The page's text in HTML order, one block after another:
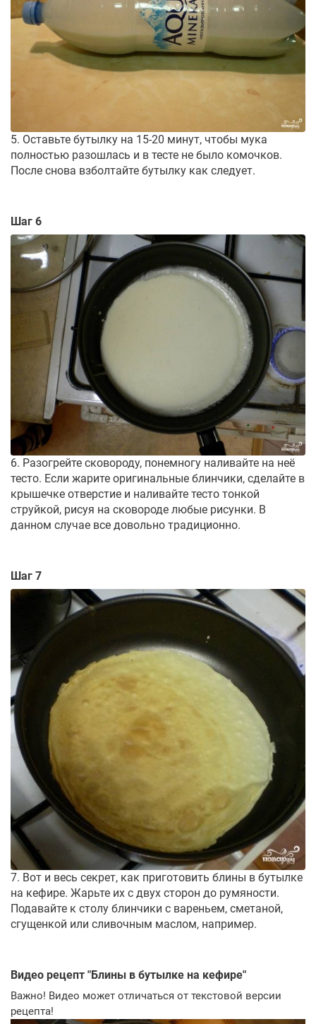
5. Оставьте бутылку на 15-20 минут, чтобы мука
полностью разошлась и в тесте не было комочков.
После снова взболтайте бутылку как следует.
Шаг 6
6. Разогрейте сковороду, понемногу наливайте на неё
тесто. Если жарите оригинальные блинчики, сделайте в
крышечке отверстие и наливайте тесто тонкой
струйкой, рисуя на сковороде любые рисунки. В
данном случае все довольно традиционно.
Шаг 7
7. Вот и весь секрет, как приготовить блины в бутылке
на кефире. Жарьте их с двух сторон до румяности.
Подавайте к столу блинчики с вареньем, сметаной,
сгущенкой или сливочным маслом, например.
Видео рецепт "Блины в бутылке на кефире"
Важно! Видео может отличаться от текстовой версии
рецепта!